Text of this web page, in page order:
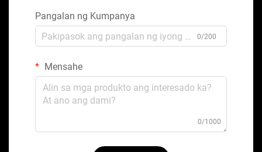
Pangalan ng Kumpanya
0/200
Mensahe
0/1000